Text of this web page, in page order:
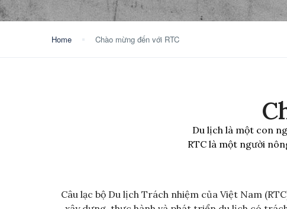
Home Chào mừng đến với RTC
Du lịch là một con
RTC là một người
Câu lạc bộ Du lịch Trách nhiệm của Việt Nam